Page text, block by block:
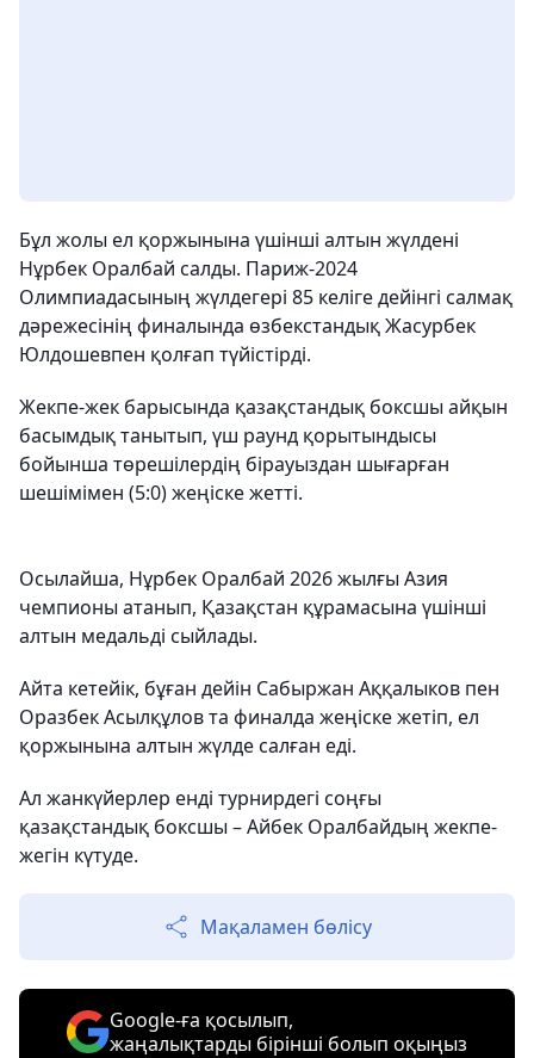
Бұл жолы ел қоржынына үшінші алтын жүлдені
Нұрбек Оралбай салды. Париж-2024
Олимпиадасының жүлдегері 85 келіге дейінгі салмақ
дәрежесінің финалында өзбекстандық Жасурбек
Юлдошевпен қолғап түйістірді.
Жекпе-жек барысында қазақстандық боксшы айқын
басымдық танытып, үш раунд қорытындысы
бойынша төрешілердің бірауыздан шығарған
шешімімен (5:0) жеңіске жетті.
Осылайша, Нұрбек Оралбай 2026 жылғы Азия
чемпионы атанып, Қазақстан құрамасына үшінші
алтын медальді сыйлады.
Айта кетейік, бұған дейін Сабыржан Аққалыков пен
Оразбек Асылқұлов та финалда жеңіске жетіп, ел
қоржынына алтын жүлде салған еді.
Ал жанкүйерлер енді турнирдегі соңғы
қазақстандық боксшы – Айбек Оралбайдың жекпе-
жегін күтуде.
Мақаламен бөлісу
Google-ға қосылып,
жаңалықтарды бірінші болып оқыңыз